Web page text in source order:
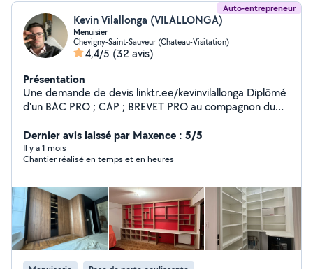
Auto-entrepreneur
Kevin Vilallonga (VILALLONGA)
Menuisier
Chevigny-Saint-Sauveur (Chateau-Visitation)
4,4/5 (32 avis)
Présentation
Une demande de devis linktr.ee/kevinvilallonga Diplômé
d'un BAC PRO ; CAP ; BREVET PRO au compagnon du
PROFESSIONNEL et passionnée avant tous. Réalisation
de prestations de menuiserie : - Menuiserie int/ext -
Parquet quelconque - Agencement sur mesure - Pose
Dernier avis laissé par Maxence : 5/5
Il y a 1 mois
Chantier réalisé en temps et en heures